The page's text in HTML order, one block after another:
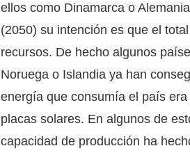
ellos como Dinamarca o
(2050) su intención es que el
recursos. De hecho algunos
Noruega o Islandia ya han
energía que consumía el país
placas solares. En algunos de
capacidad de producción ha